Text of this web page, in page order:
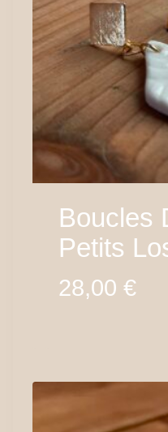
Boucles
Petits
28,00 €